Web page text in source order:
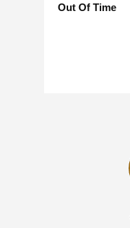
Out Of Time